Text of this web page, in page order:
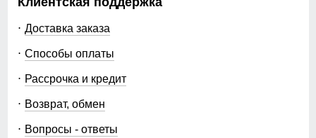
Доставка заказа
Способы оплаты
Рассрочка и кредит
Возврат, обмен
Вопросы - ответы